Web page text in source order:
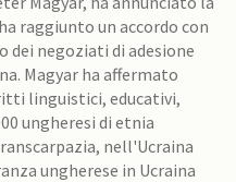
raggiunto un accordo con
dei negoziati di adesione
linguistici, educativi,
ungheresi di etnia
nell'Ucraina
ungherese in Ucraina